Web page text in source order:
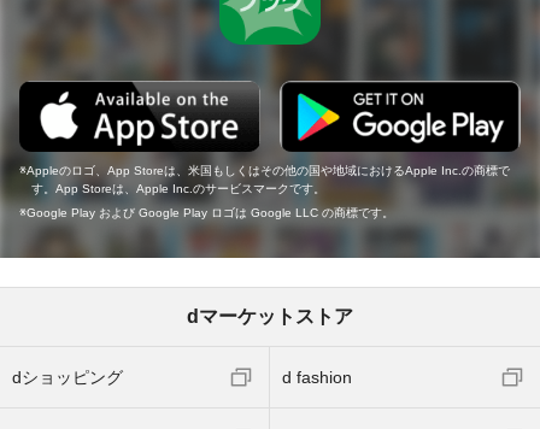
Appleのロゴ、App Storeは、米国もしくはその他の国や地域におけるApple Inc.の商標で
す。App Storeは、Apple Inc.のサービスマークです。
Google Play および Google Play ロゴは Google LLC の商標です。
dマーケットストア
dショッピング d fashion